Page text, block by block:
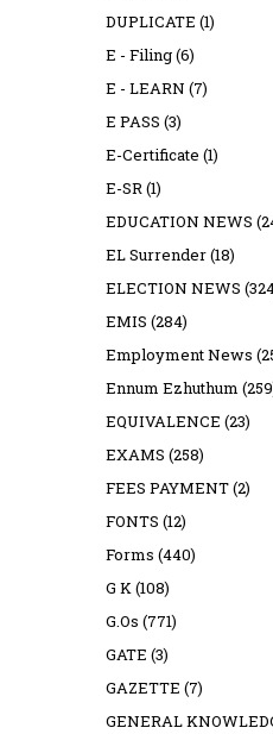
DUPLICATE (1)
E - Filing(6)
E - LEARN (7)
E PASS (3)
E-Certificate (1)
E-SR(1)
EDUCATION NEWS
EL Surrender(18)
ELECTION NEWS
EMIS (284)
Employment News
Ennum Ezhuthum
EQUIVALENCE (23)
EXAMS (258)
FEES PAYMENT(2)
FONTS (12)
Forms (440)
G K(108)
G.Os (771)
GATE (3)
GAZETTE (7)
GENERAL